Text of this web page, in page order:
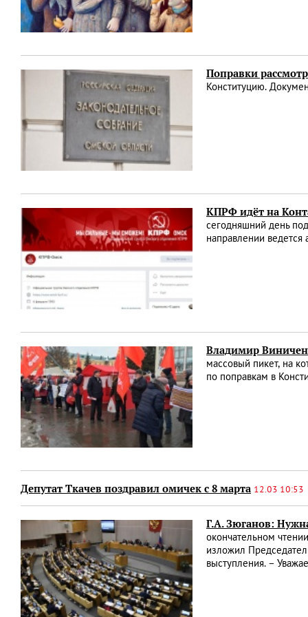
Поправки
Конституцию.
КПРФ идёт на
сегодняшний день
направлении ведется
Владимир
массовый пикет, на
по поправкам в
Депутат Ткачев поздравил омичек с 8 марта 12.03 10:53
Г.А. Зюганов:
окончательном
изложил
выступления. –